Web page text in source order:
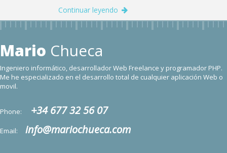
Continuar leyendo
Mario Chueca
Ingeniero informático, desarrollador Web Freelance y programador PHP.
Me he especializado en el desarrollo total de cualquier aplicación Web o
movil.
Phone: +34 677 32 56 07
Email: info@mariochueca.com